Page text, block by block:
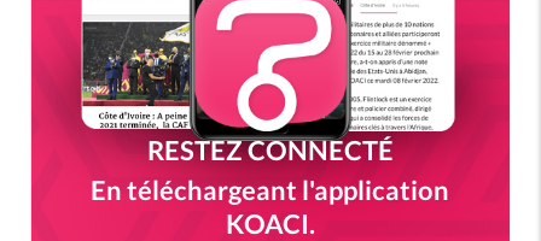
RESTEZ CONNECTÉ
En téléchargeant l'application
KOACI.